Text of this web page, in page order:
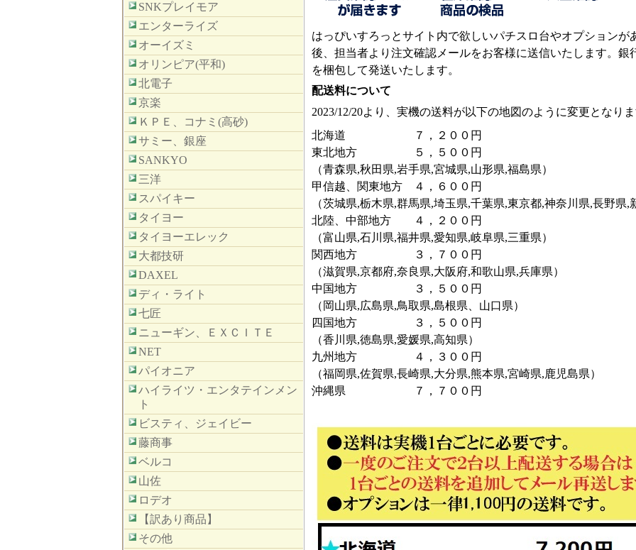
SNKプレイモア
エンターライズ
オーイズミ
オリンピア(平和)
北電子
京楽
ＫＰＥ、コナミ(高砂)
サミー、銀座
SANKYO
三洋
スパイキー
タイヨー
タイヨーエレック
大都技研
DAXEL
ディ・ライト
七匠
ニューギン、ＥＸＣＩＴＥ
NET
パイオニア
ハイライツ・エンタテインメン
ト
ビスティ、ジェイビー
藤商事
ベルコ
山佐
ロデオ
【訳あり商品】
その他
はっぴいすろっとサイト内で欲しいパチスロ台やオプション
後、担当者より注文確認メールをお客様に送信いたします。
を梱包して発送いたします。
配送料について
2023/12/20より、実機の送料が以下の地図のように変更となり
北海道 ７，２００円
東北地方 ５，５００円
（青森県,秋田県,岩手県,宮城県,山形県,福島県）
甲信越、関東地方 ４，６００円
（茨城県,栃木県,群馬県,埼玉県,千葉県,東京都,神奈川県,長野県
北陸、中部地方 ４，２００円
（富山県,石川県,福井県,愛知県,岐阜県,三重県）
関西地方 ３，７００円
（滋賀県,京都府,奈良県,大阪府,和歌山県,兵庫県）
中国地方 ３，５００円
（岡山県,広島県,鳥取県,島根県、山口県）
四国地方 ３，５００円
（香川県,徳島県,愛媛県,高知県）
九州地方 ４，３００円
（福岡県,佐賀県,長崎県,大分県,熊本県,宮崎県,鹿児島県）
沖縄県 ７，７００円